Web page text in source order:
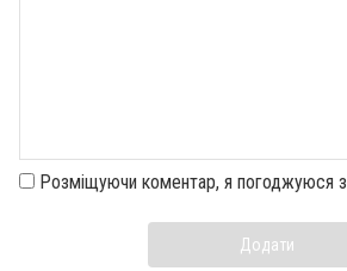
Розміщуючи коментар, я погоджуюся з
Додати